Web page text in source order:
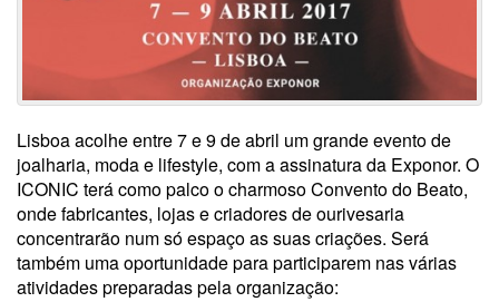
Lisboa acolhe entre 7 e 9 de abril um grande evento de
joalharia, moda e lifestyle, com a assinatura da Exponor. O
ICONIC terá como palco o charmoso Convento do Beato,
onde fabricantes, lojas e criadores de ourivesaria
concentrarão num só espaço as suas criações. Será
também uma oportunidade para participarem nas várias
atividades preparadas pela organização: